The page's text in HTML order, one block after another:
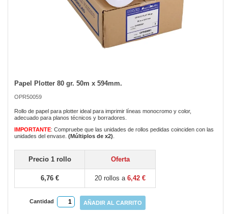
Papel Plotter 80 gr. 50m x 594mm.
OPR50059
Rollo de papel para plotter ideal para imprimir líneas monocromo y color,
adecuado para planos técnicos y borradores.
IMPORTANTE: Compruebe que las unidades de rollos pedidas coinciden con las
unidades del envase. (Múltiplos de x2)
Precio 1 rollo Oferta
6,76 € 20 rollos a 6,42 €
Cantidad AÑADIR AL CARRITO
Skip
the
beginning
the
images